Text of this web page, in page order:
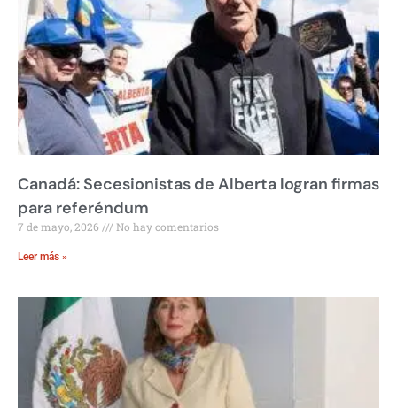
Canadá: Secesionistas de Alberta logran firmas
para referéndum
7 de mayo, 2026 No hay comentarios
Leer más »